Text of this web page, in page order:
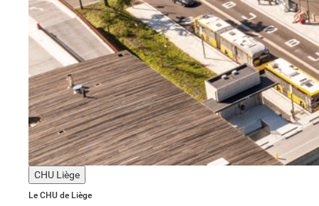
CHU Liège
Le CHU de Liège